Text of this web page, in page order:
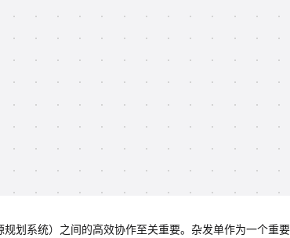
划系统）之间的高效协作至关重要。杂发单作为一个重